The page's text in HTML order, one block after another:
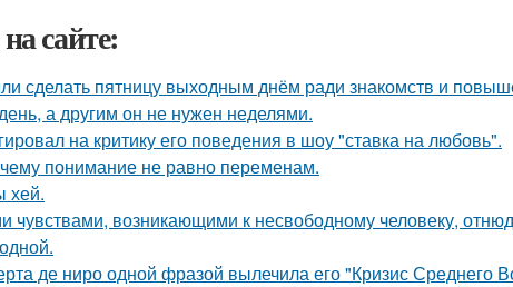
сайте:
сделать пятницу выходным днём ради знакомств и
а другим он не нужен неделями.
на критику его поведения в шоу "ставка на любовь".
понимание не равно переменам.
хей.
чувствами, возникающими к несвободному человеку,
де ниро одной фразой вылечила его "Кризис Среднего